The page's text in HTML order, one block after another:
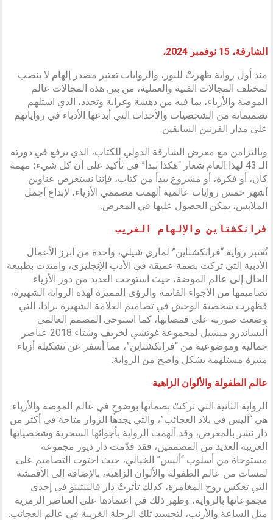
الشارقة، 15 نوفمبر 2024،
منذ أول رواية ظهرتْ للنور، والروايات تعتبر مصدر إلهام لا ينضب
لمختلف المجالات الفنية والعملية، من بين هذه المجالات عالم
الموضة والأزياء، بما فيه من دهشة وغرابة وتجدد، الذي استلهم
تصميماته من الشخصيات والأحداث التي أبدعها الأدباء في رواياتهم
على مدار القرنين السابقين.
وبالتزامن مع معرض الشارقة الدولي للكتاب، الذي يرفع في دورته
الـ 43 لهذا العام شعار “هكذا نبدأ” في تأكيد على أن كل شيء؛ مهمة
كان، أو فكرة، أو مشروع يبدأ من كتاب، فإننا نستعرض عناوين
أشهر خمس روايات عالمية ألهمت مصممي الأزياء، لإبداع أجمل
الملابس، يمكن الحصول عليها في المعرض.
فرانكشتاين والإلهام الغريب
تُعتبر رواية “فرانكشتاين” لماري شيلي، واحدة من أبرز الأعمال
الأدبية التي تركت بصمة عميقة في الأدب الإنجليزي، وامتدت بطبيعة
الحال إلى عالم الموضة، حيث استوحت العديد من دور الأزياء
تصاميمها من الأجواء القاتمة والرؤى المميزة لهذه الرواية الشهيرة،
فظهرت شخصية الوحش في تصاميم العلامة الشهيرة برادا، التي
وضعت صورته على قمصانها، كما استوحى المصمم العالمي
أليساندرو ميشيل لمجموعة غوتشي لخريف وشتاء 2018 عناصر
جمالية وموضوعية من “فرانكشتاين”، مما أسفر عن تشكيلة أزياء
مثيرة مستلهمة بشكل واضح من الرواية.
عالم الطفولة والألوان الزاهية
الرواية الثانية التي تركتْ بصماتها بوضوحٍ في عالم الموضة والأزياء
هي “آليس في بلاد العجائب”، والتي يجدها الزوار متاحة في أكثر من
دار نشر بالمعرض، وقد ألهمت الرواية بأجوائها السحرية وشخصياتها
الغريبة العديد من المصممين، فقد قدّمت دار ديور مجموعة
مستوحاة من أسلوب “أليس” الخيالي، حيث احتوت التصاميم على
لمسات من عالم الطفولة والألوان الزاهية، بالإضافة إلى الأقمشة
التي تعكس روح المغامرة، كذلك تأثرتْ دار فالننتينو في إحدى
مجموعاتها بالرواية، وظهر ذلك في اعتمادها على العناصر الرمزية
مثل الساعة والأرنب، لتجسيد تلك الرحلة الغريبة في عالم العجائب.